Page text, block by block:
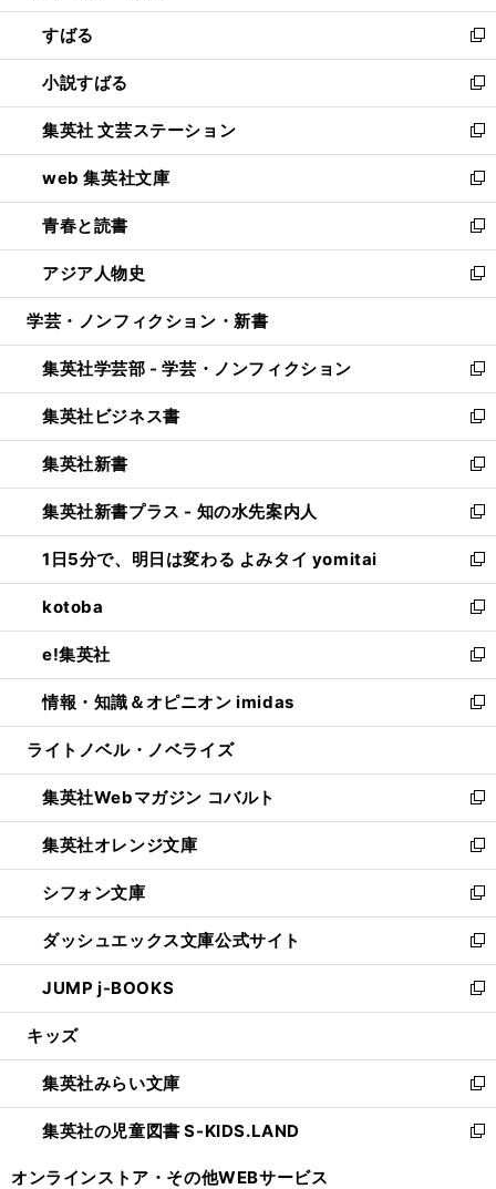
開
く
ウ
で
開
く
ン
ド
ウ
で
開
く
すばる
新
し
い
ウ
ィ
ン
ド
ウ
で
開
く
小説すばる
新
し
い
ウ
ィ
ン
ド
ウ
で
開
集英社 文芸ステーション
新
し
い
ウ
ィ
ン
ド
ウ
開
く
web 集英社文庫
新
し
い
ウ
ィ
ン
ウ
で
開
く
青春と読書
新
し
い
ウ
ン
ド
ウ
で
開
く
アジア人物史
新
し
ウ
ィ
ン
ド
ウ
で
開
く
学芸・ノンフィクション・新書
集英社学芸部 - 学芸・ノンフィクション
新
し
い
ウ
ィ
ン
ド
ウ
で
開
く
集英社ビジネス書
新
し
い
ウ
ィ
ン
ド
ウ
で
開
く
集英社新書
新
し
い
ウ
ィ
ン
ド
ウ
で
開
く
集英社新書プラス - 知の水先案内人
新
し
い
ウ
ィ
ン
ド
ウ
で
開
1日5分で、明日は変わる よみタイ yomitai
新
し
い
ウ
ィ
ン
ド
ウ
開
く
kotoba
新
し
い
ウ
ィ
ン
ウ
で
開
く
e!集英社
新
し
い
ウ
ン
ド
ウ
で
開
く
情報・知識＆オピニオン imidas
新
し
ウ
ィ
ン
ド
ウ
で
開
く
ライトノベル・ノベライズ
集英社Webマガジン コバルト
新
し
い
ウ
ィ
ン
ド
ウ
で
開
集英社オレンジ文庫
新
し
い
ウ
ィ
ン
ド
ウ
開
く
シフォン文庫
新
し
い
ウ
ィ
ン
ウ
で
開
く
ダッシュエックス文庫公式サイト
新
し
い
ウ
ン
ド
ウ
で
JUMP j-BOOKS
新
し
ウ
ィ
ン
ド
キッズ
集英社みらい文庫
新
し
い
集英社の児童図書 S-KIDS.LAND
新
オンラインストア・ その他WEBサービス